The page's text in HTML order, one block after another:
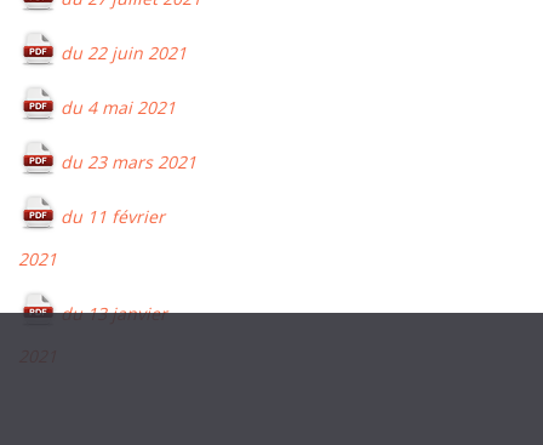
du 22 juin 2021
du 4 mai 2021
du 23 mars 2021
du 11 février
2021
du 13 janvier